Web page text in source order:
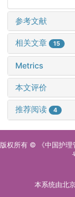
参考文献
相关文章 15
Metrics
本文评价
推荐阅读 4
版权所有 © 《中国护
本系统由北